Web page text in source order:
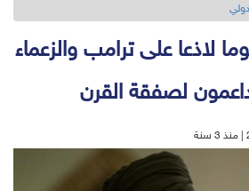
لاذعا على ترامب والزعماء
لصفقة القرن